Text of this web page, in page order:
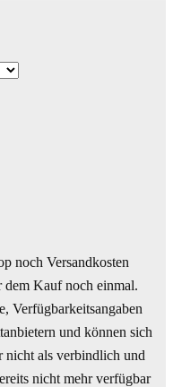
noch Versandkosten
Kauf noch einmal.
Verfügbarkeitsangaben
und können sich
nicht als verbindlich und
nicht mehr verfügbar